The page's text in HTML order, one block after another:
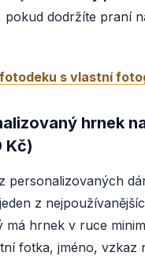
pokud dodržíte praní
s vlastní
hrnek
Kč)
personalizovaných
z
má hrnek v ruce
fotka, jméno, vzkaz